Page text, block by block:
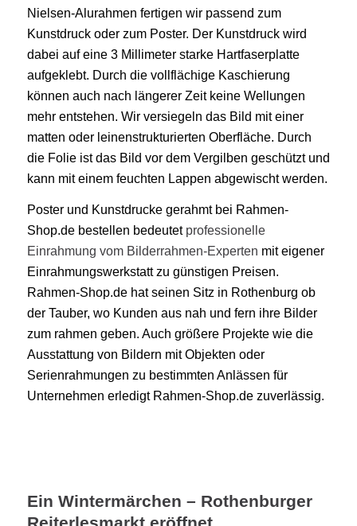
Nielsen-Alurahmen fertigen wir passend zum
Kunstdruck oder zum Poster. Der Kunstdruck wird
dabei auf eine 3 Millimeter starke Hartfaserplatte
aufgeklebt. Durch die vollflächige Kaschierung
können auch nach längerer Zeit keine Wellungen
mehr entstehen. Wir versiegeln das Bild mit einer
matten oder leinenstrukturierten Oberfläche. Durch
die Folie ist das Bild vor dem Vergilben geschützt und
kann mit einem feuchten Lappen abgewischt werden.
Poster und Kunstdrucke gerahmt bei Rahmen-
Shop.de bestellen bedeutet professionelle
Einrahmung vom Bilderrahmen-Experten mit eigener
Einrahmungswerkstatt zu günstigen Preisen.
Rahmen-Shop.de hat seinen Sitz in Rothenburg ob
der Tauber, wo Kunden aus nah und fern ihre Bilder
zum rahmen geben. Auch größere Projekte wie die
Ausstattung von Bildern mit Objekten oder
Serienrahmungen zu bestimmten Anlässen für
Unternehmen erledigt Rahmen-Shop.de zuverlässig.
Ein Wintermärchen – Rothenburger